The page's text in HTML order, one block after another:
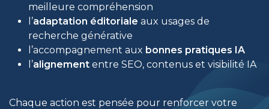
meilleure compréhension
l’adaptation éditoriale aux usages de
recherche générative
l’accompagnement aux bonnes pratiques IA
l’alignement entre SEO, contenus et visibilité IA
Chaque action est pensée pour renforcer votre